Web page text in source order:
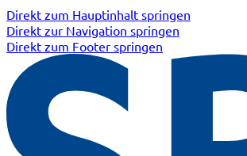
Direkt zum Hauptinhalt springen
Direkt zur Navigation springen
Direkt zum Footer springen